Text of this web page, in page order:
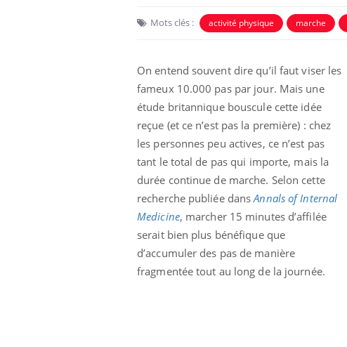
Mots clés : activité physique marche
On entend souvent dire qu’il faut viser les
fameux 10.000 pas par jour. Mais une
étude britannique bouscule cette idée
reçue (et ce n’est pas la première) : chez
les personnes peu actives, ce n’est pas
tant le total de pas qui importe, mais la
durée continue de marche. Selon cette
recherche publiée dansAnnals of Internal
Medicine, marcher 15 minutes d’affilée
serait bien plus bénéfique que
d’accumuler des pas de manière
fragmentée tout au long de la journée.
Mordue par un
barracuda, une petite fille
secourue grâce à un
réflexe essentiel
Légionellose en Suisse :
quelle est l’origine de la
contamination ?
Allergies alimentaires :
une nouvelle arme contre